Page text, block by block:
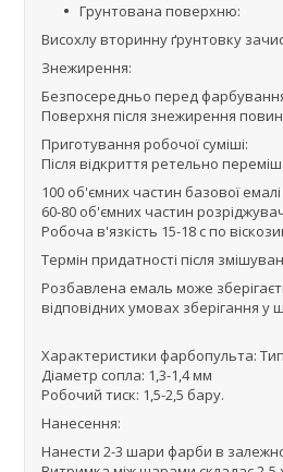
Грунтована поверхню:
Висохлу вторинну ґрунтовку
Знежирення:
Безпосередньо перед
Поверхня після знежирення
Приготування робочої суміші:
Після відкриття ретельно
100 об'ємних частин базової
60-80 об'ємних частин
Робоча в'язкість 15-18 с по
Термін придатності після
Розбавлена емаль може
відповідних умовах зберігання у
Характеристики фарбопульта:
Діаметр сопла: 1,3-1,4 мм
Робочий тиск: 1,5-2,5 бару.
Нанесення:
Нанести 2-3 шари фарби в